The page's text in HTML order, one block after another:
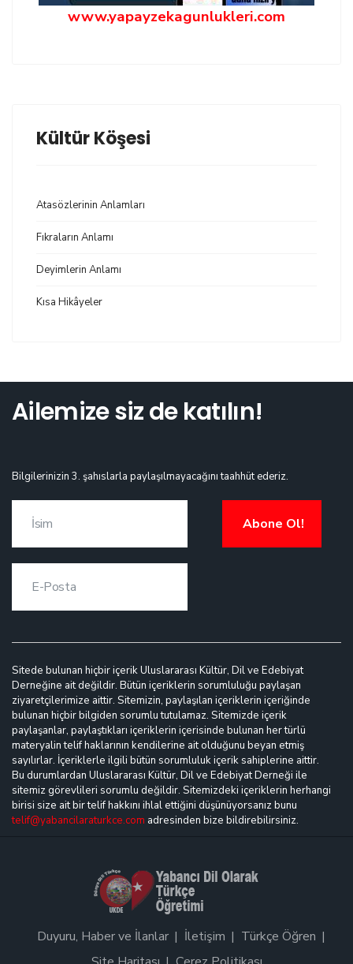
www.yapayzekagunlukleri.com
Kültür Köşesi
Atasözlerinin Anlamları
Fıkraların Anlamı
Deyimlerin Anlamı
Kısa Hikâyeler
Ailemize siz de katılın!
Bilgilerinizin 3. şahıslarla paylaşılmayacağını taahhüt ederiz.
Abone Ol!
Sitede bulunan hiçbir içerik Uluslararası Kültür, Dil ve Edebiyat
Derneğine ait değildir. Bütün içeriklerin sorumluluğu paylaşan
ziyaretçilerimize aittir. Sitemizin, paylaşılan içeriklerin içeriğinde
bulunan hiçbir bilgiden sorumlu tutulamaz. Sitemizde içerik
paylaşanlar, paylaştıkları içeriklerin içerisinde bulunan her türlü
materyalin telif haklarının kendilerine ait olduğunu beyan etmiş
sayılırlar. İçeriklerle ilgili bütün sorumluluk içerik sahiplerine aittir.
Bu durumlardan Uluslararası Kültür, Dil ve Edebiyat Derneği ile
sitemiz görevlileri sorumlu değildir. Sitemizdeki içeriklerin herhangi
birisi size ait bir telif hakkını ihlal ettiğini düşünüyorsanız bunu
telif@yabancilaraturkce.com adresinden bize bildirebilirsiniz.
Duyuru, Haber ve İlanlar İletişim
Türkçe Öğren